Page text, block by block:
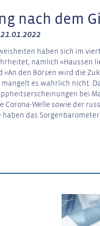
nach dem
haben sich im
nämlich «Haussen
«An den Börsen wird die
es wahrlich nicht.
bei
Corona-Welle sowie der
haben das